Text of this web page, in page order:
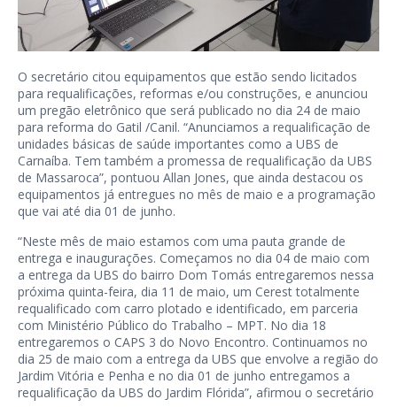
O secretário citou equipamentos que estão sendo licitados
para requalificações, reformas e/ou construções, e anunciou
um pregão eletrônico que será publicado no dia 24 de maio
para reforma do Gatil /Canil. “Anunciamos a requalificação de
unidades básicas de saúde importantes como a UBS de
Carnaíba. Tem também a promessa de requalificação da UBS
de Massaroca”, pontuou Allan Jones, que ainda destacou os
equipamentos já entregues no mês de maio e a programação
que vai até dia 01 de junho.
“Neste mês de maio estamos com uma pauta grande de
entrega e inaugurações. Começamos no dia 04 de maio com
a entrega da UBS do bairro Dom Tomás entregaremos nessa
próxima quinta-feira, dia 11 de maio, um Cerest totalmente
requalificado com carro plotado e identificado, em parceria
com Ministério Público do Trabalho – MPT. No dia 18
entregaremos o CAPS 3 do Novo Encontro. Continuamos no
dia 25 de maio com a entrega da UBS que envolve a região do
Jardim Vitória e Penha e no dia 01 de junho entregamos a
requalificação da UBS do Jardim Flórida”, afirmou o secretário